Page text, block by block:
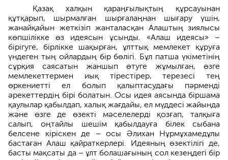
Қазақ халқын қараңғылықтың құрсауынан
құтқарып, шырмалған шырғалаңнан шығару үшін,
жанайқайын жеткізіп жанталасқан Алаштың зиялысы
көпшілікке өз идеясын ұсынды. «Алаш идеясы» –
бірігуге, бірлікке шақыр­ған, ұлттық мемлекет құруға
үндеген тың ойлардың бір бөлігі. Бұл патша үкіме­тінің
сұрқия саясатын жаншып өтуге жұмылған, өзге
мемлекеттермен иық тірестірер, терезесі тең
өркениетті ел болып қалыптасудағы пәрменді
әрекеттердің бірі болатын. Осы идея аясында біршама
қаулылар қабылдап, халық жағдайы, ел мүддесі жайында
және өзге де өзекті мәселелерді қозғап, талқыға
салып, оңтайлы шешім қабылдауға білек сыбана
белсене кіріскен де – осы Әлихан Нұрмұхамедұлы
бастаған Алаш қайраткерлері. Идеяның өзектілігі де,
басты мақсаты да – ұлт болашағының сол кезеңдегі бір